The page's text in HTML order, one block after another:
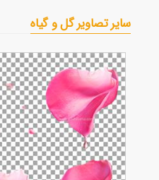
سایر تصاویر گل و گیاه